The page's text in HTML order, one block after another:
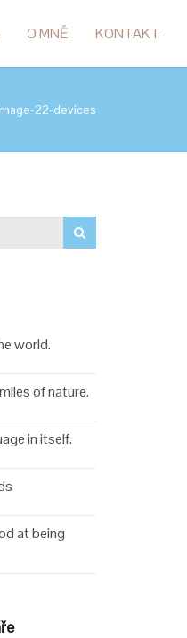
O MNĚ KONTAKT
22-devices
world.
of nature.
in itself.
at being